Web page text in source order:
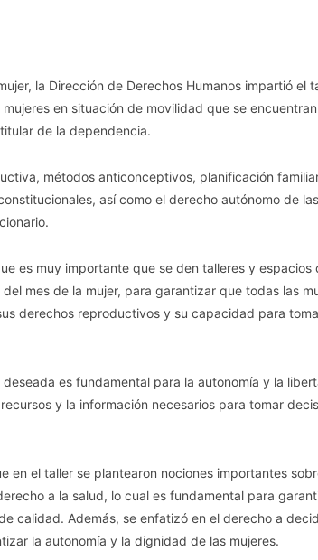
la Dirección de Derechos Humanos impartió el
en situación de movilidad que se
de la dependencia.
métodos anticonceptivos, planificación
así como el derecho autónomo de
es muy importante que se den talleres y espacios
mes de la mujer, para garantizar que todas las
derechos reproductivos y su capacidad para
es fundamental para la autonomía y la
y la información necesarios para tomar
en el taller se plantearon nociones importantes
a la salud, lo cual es fundamental para
calidad. Además, se enfatizó en el derecho a
la autonomía y la dignidad de las mujeres.